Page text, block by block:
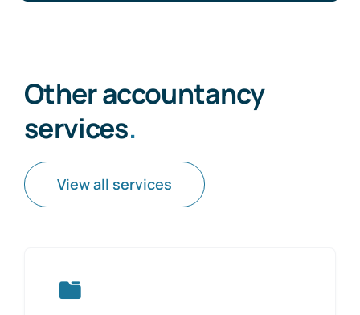
Other accountancy
services.
View all services